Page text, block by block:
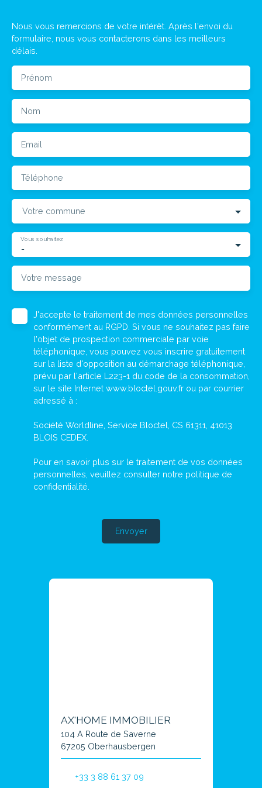
Nous vous remercions de votre intérêt. Après l'envoi du
formulaire, nous vous contacterons dans les meilleurs
délais.
Prénom
Nom
Email
Téléphone
Votre commune
-
Vous souhaitez
Votre message
J'accepte le traitement de mes données personnelles
conformément au RGPD. Si vous ne souhaitez pas faire
l'objet de prospection commerciale par voie
téléphonique, vous pouvez vous inscrire gratuitement
sur la liste d'opposition au démarchage téléphonique,
prévu par l'article L223-1 du code de la consommation,
sur le site Internet www.bloctel.gouv.fr ou par courrier
adressé à :
Société Worldline, Service Bloctel, CS 61311, 41013
BLOIS CEDEX.
Pour en savoir plus sur le traitement de vos données
personnelles, veuillez consulter notre politique de
confidentialité
Envoyer
AX'HOME IMMOBILIER
104 A Route de Saverne
67205 Oberhausbergen
+33 3 88 61 37 09